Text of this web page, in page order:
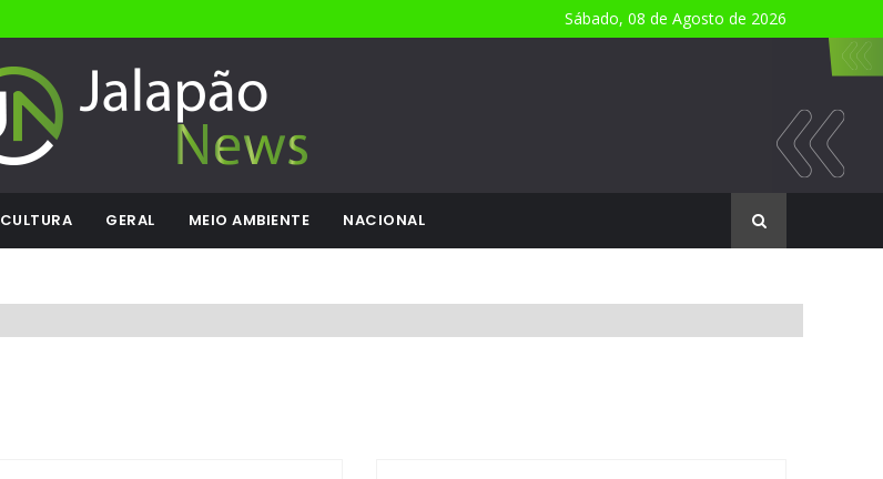
Sábado, 08 de Agosto de 2026
CULTURA GERAL MEIO AMBIENTE NACIONAL